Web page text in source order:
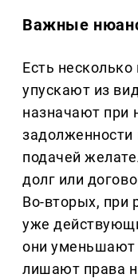
Важные
Есть
упускают из
назначают при
подачей
долг или
Во‑вторых, при
уже
они уменьшают
лишают права